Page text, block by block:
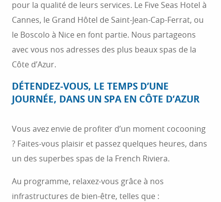
pour la qualité de leurs services. Le Five Seas Hotel à
Cannes, le Grand Hôtel de Saint-Jean-Cap-Ferrat, ou
le Boscolo à Nice en font partie. Nous partageons
avec vous nos adresses des plus beaux spas de la
Côte d’Azur.
DÉTENDEZ-VOUS, LE TEMPS D’UNE
JOURNÉE, DANS UN SPA EN CÔTE D’AZUR
Vous avez envie de profiter d’un moment cocooning
? Faites-vous plaisir et passez quelques heures, dans
un des superbes spas de la French Riviera.
Au programme, relaxez-vous grâce à nos
infrastructures de bien-être, telles que :